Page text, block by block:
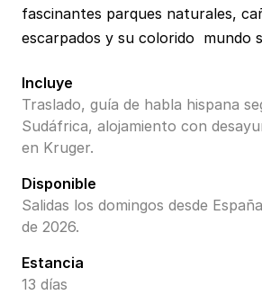
fascinantes parques naturales,
escarpados y su colorido mundo
Incluye
Traslado, guía de habla hispana
Sudáfrica, alojamiento con
en Kruger.
Disponible
Salidas los domingos desde
de 2026.
Estancia
13 días